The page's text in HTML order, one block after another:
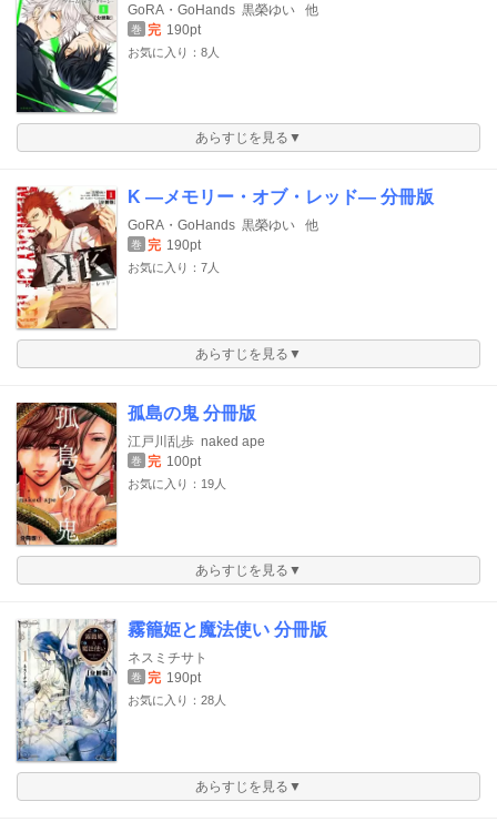
GoRA・GoHands 黒榮ゆい 他
巻 完 190pt
お気に入り：8人
あらすじを見る▼
K ―メモリー・オブ・レッド― 分冊版
GoRA・GoHands 黒榮ゆい 他
巻 完 190pt
お気に入り：7人
あらすじを見る▼
孤島の鬼 分冊版
江戸川乱歩 naked ape
巻 完 100pt
お気に入り：19人
あらすじを見る▼
霧籠姫と魔法使い 分冊版
ネスミチサト
巻 完 190pt
お気に入り：28人
あらすじを見る▼